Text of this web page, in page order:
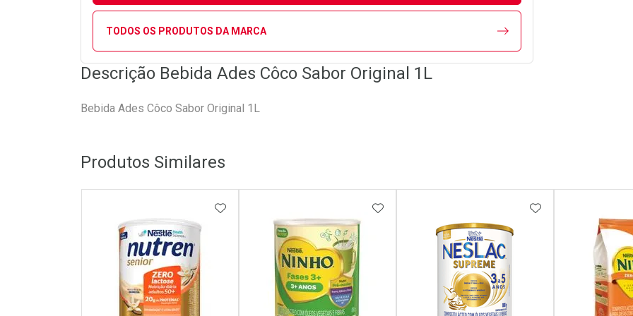
TODOS OS PRODUTOS DA MARCA
Descrição Bebida Ades Côco Sabor Original 1L
Bebida Ades Côco Sabor Original 1L
Produtos Similares
ADICIONAR AOS FAVORITOSADICIONAR AOS FAVORITOSADICIONAR AOS